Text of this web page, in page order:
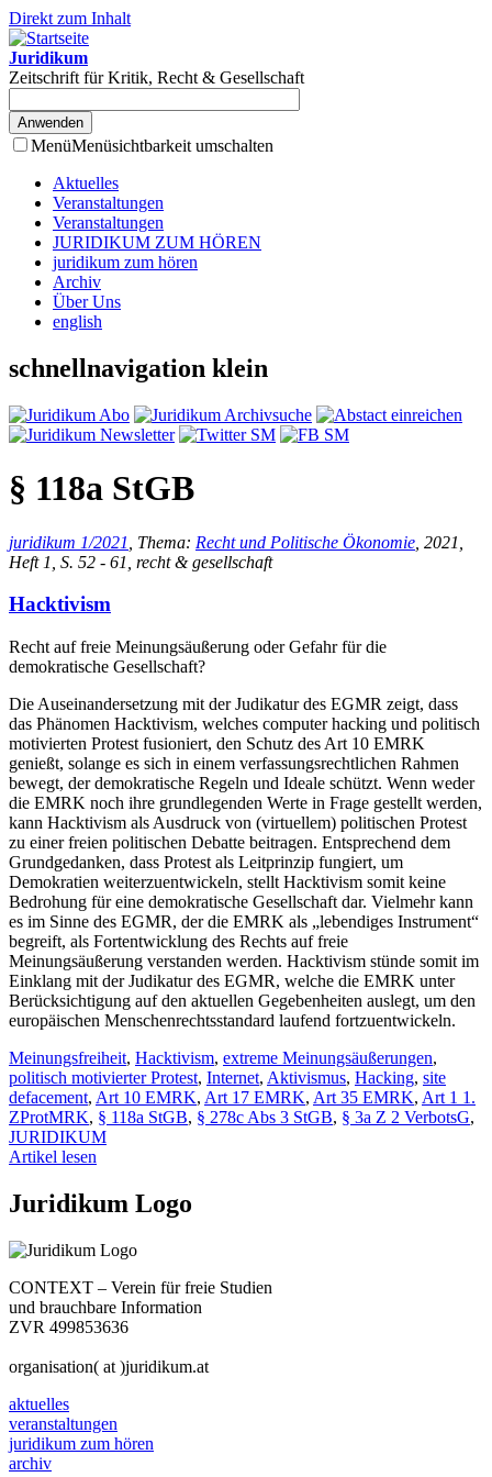
Direkt zum Inhalt
Juridikum
Zeitschrift für Kritik, Recht & Gesellschaft
MenüMenüsichtbarkeit umschalten
Aktuelles
Veranstaltungen
Veranstaltungen
JURIDIKUM ZUM HÖREN
juridikum zum hören
Archiv
Über Uns
english
schnellnavigation klein
§ 118a StGB
juridikum 1/2021 , Thema: Recht und Politische Ökonomie , 2021,
Heft 1, S. 52 - 61, recht & gesellschaft
Hacktivism
Recht auf freie Meinungsäußerung oder Gefahr für die
demokratische Gesellschaft?
Die Auseinandersetzung mit der Judikatur des EGMR zeigt, dass
das Phänomen Hacktivism, welches computer hacking und politisch
motivierten Protest fusioniert, den Schutz des Art 10 EMRK
genießt, solange es sich in einem verfassungsrechtlichen Rahmen
bewegt, der demokratische Regeln und Ideale schützt. Wenn weder
die EMRK noch ihre grundlegenden Werte in Frage gestellt werden,
kann Hacktivism als Ausdruck von (virtuellem) politischen Protest
zu einer freien politischen Debatte beitragen. Entsprechend dem
Grundgedanken, dass Protest als Leitprinzip fungiert, um
Demokratien weiterzuentwickeln, stellt Hacktivism somit keine
Bedrohung für eine demokratische Gesellschaft dar. Vielmehr kann
es im Sinne des EGMR, der die EMRK als „lebendiges Instrument“
begreift, als Fortentwicklung des Rechts auf freie
Meinungsäußerung verstanden werden. Hacktivism stünde somit im
Einklang mit der Judikatur des EGMR, welche die EMRK unter
Berücksichtigung auf den aktuellen Gegebenheiten auslegt, um den
europäischen Menschenrechtsstandard laufend fortzuentwickeln.
Meinungsfreiheit, Hacktivism, extreme Meinungsäußerungen,
politisch motivierter Protest, Internet, Aktivismus, Hacking, site
defacement, Art 10 EMRK, Art 17 EMRK, Art 35 EMRK, Art 1 1.
ZProtMRK, § 118a StGB, § 278c Abs 3 StGB, § 3a Z 2 VerbotsG,
JURIDIKUM
Artikel lesen
Juridikum Logo
CONTEXT – Verein für freie Studien
und brauchbare Information
ZVR 499853636
organisation( at )juridikum.at
aktuelles
veranstaltungen
juridikum zum hören
archiv